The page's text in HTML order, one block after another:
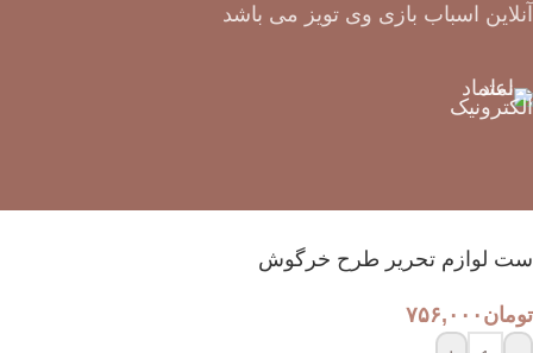
آنلاین اسباب بازی وی تویز می باشد
ست لوازم تحریر طرح خرگوش
تومان ۷۵۶,۰۰۰